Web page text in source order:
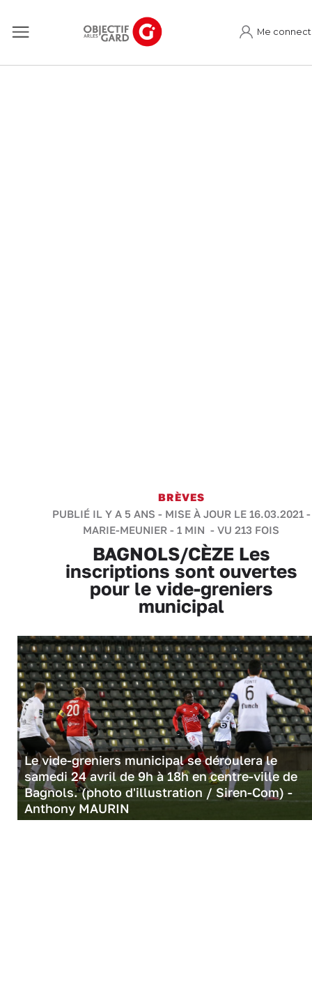
Me
BRÈVES
PUBLIÉ IL Y A 5 ANS - MISE À JOUR LE 16.03.2021 -
MARIE-MEUNIER - 1 MIN - VU 213 FOIS
BAGNOLS/CÈZE Les
inscriptions sont ouvertes
pour le vide-greniers
municipal
Le vide-greniers municipal se déroulera le
samedi 24 avril de 9h à 18h en centre-ville de
Bagnols. (photo d'illustration / Siren-Com) -
Anthony MAURIN